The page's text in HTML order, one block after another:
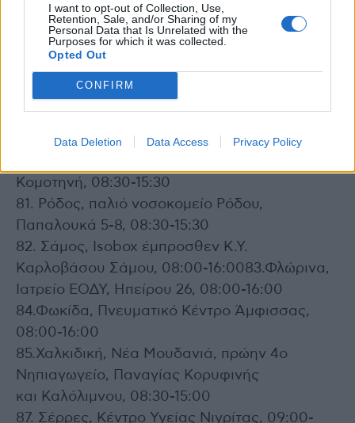
I want to opt-out of Collection, Use,
Retention, Sale, and/or Sharing of my
Personal Data that Is Unrelated with the
Purposes for which it was collected.
Opted Out
CONFIRM
Data Deletion Data Access Privacy Policy
77. Πρέβεζα, Δημαρχείο Φιλιππιάδας, 09:30-
14:30
78. Ρέθυμνο, Δημοτικός Κήπος Ρεθύμνου, Ηγ.
Γαβριήλ, 08:30-15:30
79. Ροδόπη, Περιφερειακή Ενότητα Ροδόπης,
80. Ροδόπη, Γενική Διεύθυνση Δημόσιας
Κομοτηνή, 08:30-15:30
81. Ρόδος, παλιό νοσοκομείο Ρόδου,
Παπαλουκά 5-8, 08:30-15:30
82. Σάμος, Isobox έμπροσθεν Κ.Υ.
Καρλοβάσου Σάμου, 08:00-16:0083.Φλώρινα,
Ιατρείο ΕΟΔΥ, Ηπείρου 26, 08:00-16:00
84.Φωκίδα, Πνευματικό Κέντρο Άμφισσας,
08:00-16:00
85.Χαλκιδική, Νέα Μουδανιά, πρώην 4ο
Νηπιαγωγείο, Παναγίας Κορυφινής
και Καλόλιμνου, 08:30-15:00
87. Σέρρες, Κέντρο Υγείας Νιγρίτας, 09:00-